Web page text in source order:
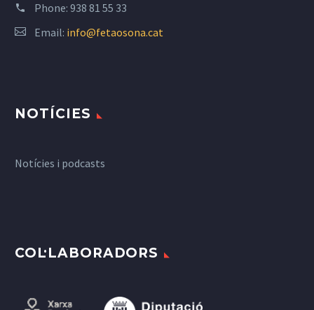
Phone: 938 81 55 33
Email: info@fetaosona.cat
NOTÍCIES
Notícies i podcasts
COL·LABORADORS